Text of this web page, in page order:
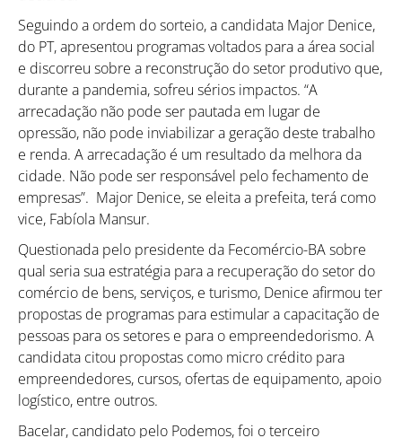
Seguindo a ordem do sorteio, a candidata Major Denice,
do PT, apresentou programas voltados para a área social
e discorreu sobre a reconstrução do setor produtivo que,
durante a pandemia, sofreu sérios impactos. “A
arrecadação não pode ser pautada em lugar de
opressão, não pode inviabilizar a geração deste trabalho
e renda. A arrecadação é um resultado da melhora da
cidade. Não pode ser responsável pelo fechamento de
empresas”. Major Denice, se eleita a prefeita, terá como
vice, Fabíola Mansur.
Questionada pelo presidente da Fecomércio-BA sobre
qual seria sua estratégia para a recuperação do setor do
comércio de bens, serviços, e turismo, Denice afirmou ter
propostas de programas para estimular a capacitação de
pessoas para os setores e para o empreendedorismo. A
candidata citou propostas como micro crédito para
empreendedores, cursos, ofertas de equipamento, apoio
logístico, entre outros.
Bacelar, candidato pelo Podemos, foi o terceiro